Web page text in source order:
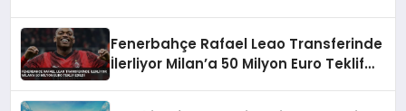
Fenerbahçe Rafael Leao Transferinde
İlerliyor Milan’a 50 Milyon Euro Teklif